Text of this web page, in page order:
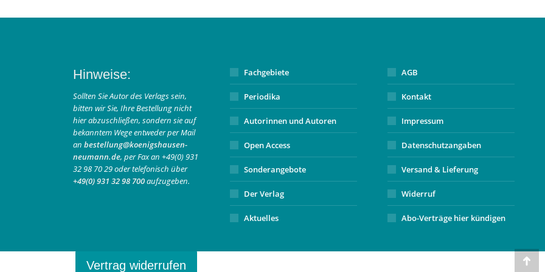
Hinweise:
Sollten Sie Autor des Verlags sein,
bitten wir Sie, Ihre Bestellung nicht
hier abzuschließen, sondern sie auf
bekanntem Wege entweder per Mail
an bestellung@koenigshausen-
neumann.de, per Fax an +49(0) 931
32 98 70 29 oder telefonisch über
+49(0) 931 32 98 700aufzugeben.
Fachgebiete
Periodika
Autorinnen und Autoren
Open Access
Sonderangebote
Der Verlag
Aktuelles
AGB
Kontakt
Impressum
Datenschutzangaben
Versand & Lieferung
Widerruf
Abo-Verträge hier kündigen
Go
Vertrag widerrufen